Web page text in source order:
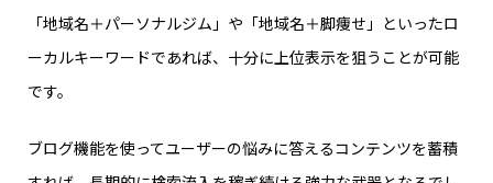
「地域名＋パーソナルジム」や「地域名＋脚痩せ」といったロ
ーカルキーワードであれば、十分に上位表示を狙うことが可能
です。
ブログ機能を使ってユーザーの悩みに答えるコンテンツを蓄積